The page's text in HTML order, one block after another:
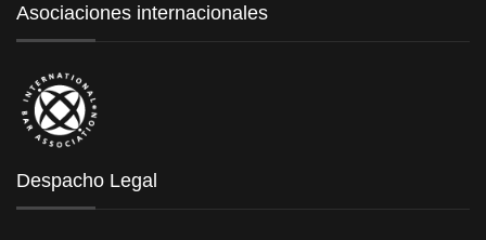
Asociaciones internacionales
Despacho Legal